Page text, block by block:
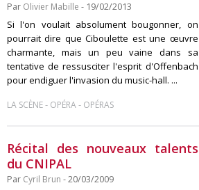
Par Olivier Mabille - 19/02/2013
Si l'on voulait absolument bougonner, on
pourrait dire que Ciboulette est une œuvre
charmante, mais un peu vaine dans sa
tentative de ressusciter l'esprit d'Offenbach
pour endiguer l'invasion du music-hall. ...
LA SCÈNE- OPÉRA- OPÉRAS
Récital des nouveaux talents
du CNIPAL
Par Cyril Brun - 20/03/2009